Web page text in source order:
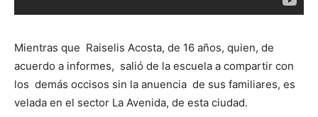
Mientras que Raiselis Acosta, de 16 años, quien, de
acuerdo a informes, salió de la escuela a compartir con
los demás occisos sin la anuencia de sus familiares, es
velada en el sector La Avenida, de esta ciudad.